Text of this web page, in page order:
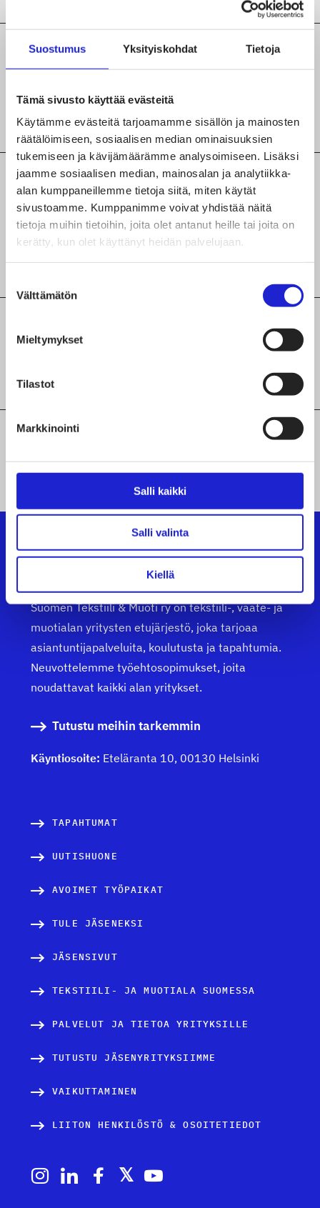
Suostumus Yksityiskohdat Tietoja
Tämä sivusto käyttää evästeitä
Käytämme evästeitä tarjoamamme sisällön ja mainosten
räätälöimiseen, sosiaalisen median ominaisuuksien
tukemiseen ja kävijämäärämme analysoimiseen. Lisäksi
jaamme sosiaalisen median, mainosalan ja analytiikka-
alan kumppaneillemme tietoja siitä, miten käytät
sivustoamme. Kumppanimme voivat yhdistää näitä
tietoja muihin tietoihin, joita olet antanut heille tai joita on
kerätty, kun olet käyttänyt heidän palvelujaan.
valinta
Välttämätön
Mieltymykset
Tilastot
Markkinointi
Salli kaikki
Salli valinta
Kiellä
Mitä tekstiili- ja vaatealan tuotantoa tai
palvelua yritys tekee?
Mittatilaus-ja korjausompelu
Lisätiedot yrityksen tuotteista,
palveluista ja valmistusvaiheista
Valmistamme nahka-asuja ja turkiksia naisille,
miehille ja lapsille
Maakunta
YHTEISTYÖHAKEMISTO
Suomen Tekstiili & Muoti ry
Suomen Tekstiili & Muoti ry on tekstiili-, vaate- ja
muotialan yritysten etujärjestö, joka tarjoaa
asiantuntijapalveluita, koulutusta ja tapahtumia.
Neuvottelemme työehtosopimukset, joita
noudattavat kaikki alan yritykset.
Tutustu meihin tarkemmin
Käyntiosoite: Eteläranta 10, 00130 Helsinki
TAPAHTUMAT
UUTISHUONE
AVOIMET TYÖPAIKAT
TULE JÄSENEKSI
JÄSENSIVUT
TEKSTIILI- JA MUOTIALA SUOMESSA
PALVELUT JA TIETOA YRITYKSILLE
TUTUSTU JÄSENYRITYKSIIMME
VAIKUTTAMINEN
LIITON HENKILÖSTÖ & OSOITETIEDOT